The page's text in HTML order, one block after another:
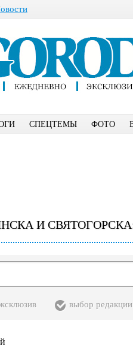
СПЕЦТЕМЫ ФОТО
И
выбор редакции